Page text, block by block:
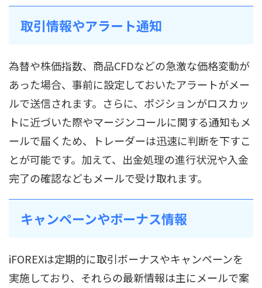
取引情報やアラート通知
為替や株価指数、商品CFDなどの急激な価格変動が
あった場合、事前に設定しておいたアラートがメー
ルで送信されます。さらに、ポジションがロスカッ
トに近づいた際やマージンコールに関する通知もメ
ールで届くため、トレーダーは迅速に判断を下すこ
とが可能です。加えて、出金処理の進行状況や入金
完了の確認などもメールで受け取れます。
キャンペーンやボーナス情報
iFOREXは定期的に取引ボーナスやキャンペーンを
実施しており、それらの最新情報は主にメールで案